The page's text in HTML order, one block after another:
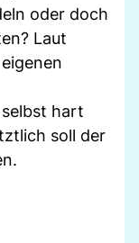
oder doch
Laut
selbst hart
soll der